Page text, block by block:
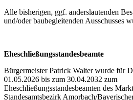
Alle bisherigen, ggf. anderslautenden
und/oder baubegleitenden Ausschusses
Eheschließungsstandesbeamte
Bürgermeister Patrick Walter wurde für
01.05.2026 bis zum 30.04.2032 zum
Eheschließungsstandesbeamten des
Standesamtsbezirk Amorbach/